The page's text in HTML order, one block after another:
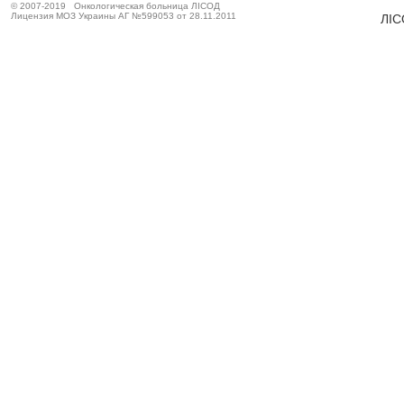
© 2007-2019 Онкологическая больница ЛІСОД
Лицензия МОЗ Украины АГ №599053 от 28.11.2011